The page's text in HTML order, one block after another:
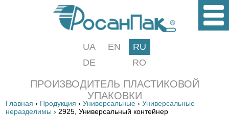
UA EN
RU
DE
RO
ПРОИЗВОДИТЕЛЬ ПЛАСТИКОВОЙ
УПАКОВКИ
Главная › Продукция ›Универсальные ›Универсальные
неразделимы › 2925, Универсальный контейнер